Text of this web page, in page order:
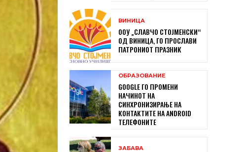
ВИНИЦА
ООУ „СЛАВЧО СТОЈМЕНСКИ“
ОД ВИНИЦА, ГО ПРОСЛАВИ
ПАТРОНИОТ ПРАЗНИК
ОБРАЗОВАНИЕ
GOOGLE ГО ПРОМЕНИ
НАЧИНОТ НА
СИНХРОНИЗИРАЊЕ НА
КОНТАКТИТЕ НА ANDROID
ТЕЛЕФОНИТЕ
ЗАБАВА